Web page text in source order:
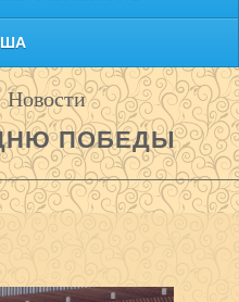
Новости
ПОБЕДЫ